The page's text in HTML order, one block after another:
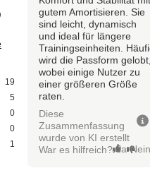
19
5
0
0
1
gutem Amortisieren. Sie
sind leicht, dynamisch
und ideal für längere
Trainingseinheiten.
wird die Passform
wobei einige Nutzer zu
einer größeren Größe
raten.
Diese
Zusammenfassung
wurde von KI erstellt
War es hilfreich? Ja